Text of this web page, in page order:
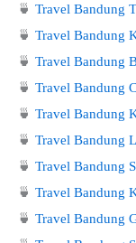
🍵 Travel Bandung
🍵 Travel Bandung
🍵 Travel Bandung
🍵 Travel Bandung
🍵 Travel Bandung
🍵 Travel Bandung
🍵 Travel Bandung
🍵 Travel Bandung
🍵 Travel Bandung